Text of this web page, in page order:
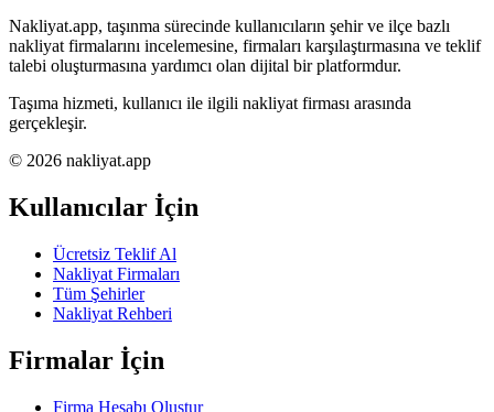
Nakliyat.app, taşınma sürecinde kullanıcıların şehir ve ilçe bazlı
nakliyat firmalarını incelemesine, firmaları karşılaştırmasına ve teklif
talebi oluşturmasına yardımcı olan dijital bir platformdur.
Taşıma hizmeti, kullanıcı ile ilgili nakliyat firması arasında
gerçekleşir.
© 2026 nakliyat.app
Kullanıcılar İçin
Ücretsiz Teklif Al
Nakliyat Firmaları
Tüm Şehirler
Nakliyat Rehberi
Firmalar İçin
Firma Hesabı Oluştur